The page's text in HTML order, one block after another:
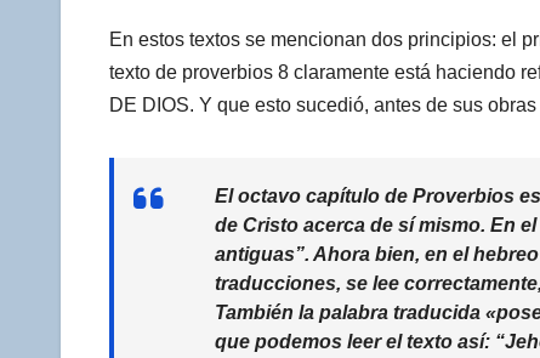
En estos textos se mencionan dos principios: el
texto de proverbios 8 claramente está haciendo
DE DIOS. Y que esto sucedió, antes de sus
El octavo capítulo de Proverbios
de Cristo acerca de sí mismo. En
antiguas”. Ahora bien, en el
traducciones, se lee
También la palabra traducida
que podemos leer el texto así: